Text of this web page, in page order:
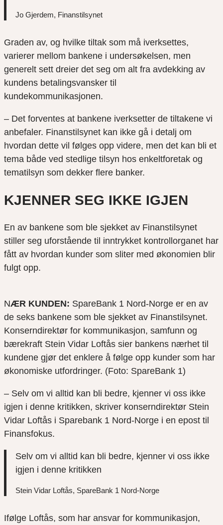
Jo Gjerdem, Finanstilsynet
Graden av, og hvilke tiltak som må iverksettes,
varierer mellom bankene i undersøkelsen, men
generelt sett dreier det seg om alt fra avdekking av
kundens betalingsvansker til
kundekommunikasjonen.
– Det forventes at bankene iverksetter de tiltakene vi
anbefaler. Finanstilsynet kan ikke gå i detalj om
hvordan dette vil følges opp videre, men det kan bli et
tema både ved stedlige tilsyn hos enkeltforetak og
tematilsyn som dekker flere banker.
KJENNER SEG IKKE IGJEN
En av bankene som ble sjekket av Finanstilsynet
stiller seg uforstående til inntrykket kontrollorganet har
fått av hvordan kunder som sliter med økonomien blir
fulgt opp.
NÆR KUNDEN: SpareBank 1 Nord-Norge er en av
de seks bankene som ble sjekket av Finanstilsynet.
Konserndirektør for kommunikasjon, samfunn og
bærekraft Stein Vidar Loftås sier bankens nærhet til
kundene gjør det enklere å følge opp kunder som har
økonomiske utfordringer. (Foto: SpareBank 1)
– Selv om vi alltid kan bli bedre, kjenner vi oss ikke
igjen i denne kritikken, skriver konserndirektør Stein
Vidar Loftås i Sparebank 1 Nord-Norge i en epost til
Finansfokus.
Selv om vi alltid kan bli bedre, kjenner vi oss ikke
igjen i denne kritikken
Stein Vidar Loftås, SpareBank 1 Nord-Norge
Ifølge Loftås, som har ansvar for kommunikasjon,